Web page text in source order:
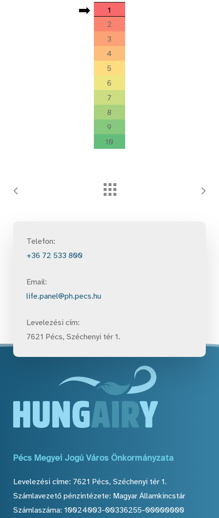
➡
1
2
3
4
5
6
7
8
9
10
Telefon:
+36 72 533 800
Email:
life.panel@ph.pecs.hu
Levelezési cím:
7621 Pécs, Széchenyi tér 1.
Pécs Megyei Jogú Város Önkormányzata
Levelezési címe: 7621 Pécs, Széchenyi tér 1.
Számlavezető pénzintézete: Magyar Államkincstár
Számlaszáma: 10024003-00336255-00000000